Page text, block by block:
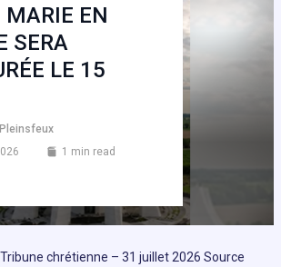
MARIE EN
SERA
LE 15
1 min read
chrétienne – 31 juillet 2026 Source